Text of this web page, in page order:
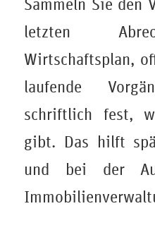
Sammeln Sie den
letzten
Wirtschaftsplan,
laufende
schriftlich fest,
gibt. Das hilft
und bei der